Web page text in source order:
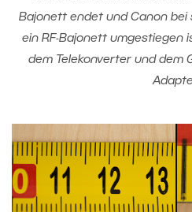
Bajonett endet und Canon bei
ein RF-Bajonett umgestiegen
dem Telekonverter und dem